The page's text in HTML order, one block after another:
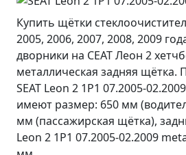
Купить щётки
2005, 2006, 2007, 2008, 2009
дворники на СЕАТ Леон 2
металлическая задняя щётка.
SEAT Leon 2 1P1 07.2005-
имеют размер: 650 мм
мм (пассажирская щётка),
Leon 2 1P1 07.2005-02.2009